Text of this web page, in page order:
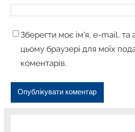
Зберегти моє ім’я, e-mail, та
цьому браузері для моїх
коментарів.